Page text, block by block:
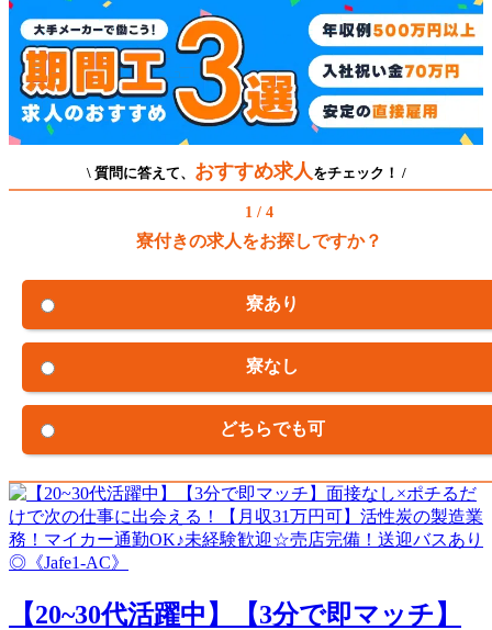
\ 質問に答えて、 おすすめ求人 をチェック！ /
1 / 4
寮付きの求人をお探しですか？
寮あり
寮なし
どちらでも可
【20~30代活躍中】【3分で即マッチ】